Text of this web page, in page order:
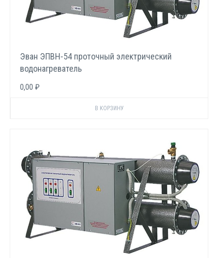
Эван ЭПВН-54 проточный электрический
водонагреватель
0,00 ₽